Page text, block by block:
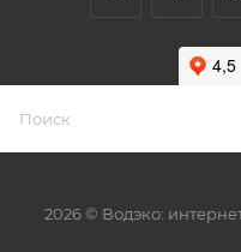
2026 © Водэко: